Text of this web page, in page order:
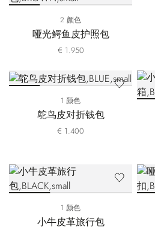
2 颜色
哑光鳄鱼皮护照包
€ 1.950
1 颜色
鸵鸟皮对折钱包
€ 1.400
1 颜色
小牛皮革旅行包